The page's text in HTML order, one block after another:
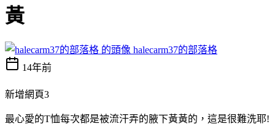
黃
halecarm37的部落格
14年前
新增網頁3
最心愛的T恤每次都是被流汗弄的腋下黃黃的，這是很難洗耶!